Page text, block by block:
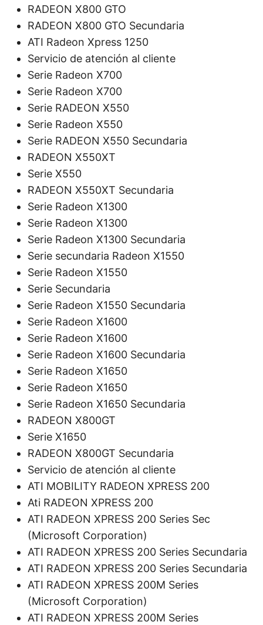
RADEON X800 GTO
RADEON X800 GTO Secundaria
ATI Radeon Xpress 1250
Servicio de atención al cliente
Serie Radeon X700
Serie Radeon X700
Serie RADEON X550
Serie Radeon X550
Serie RADEON X550 Secundaria
RADEON X550XT
Serie X550
RADEON X550XT Secundaria
Serie Radeon X1300
Serie Radeon X1300
Serie Radeon X1300 Secundaria
Serie secundaria Radeon X1550
Serie Radeon X1550
Serie Secundaria
Serie Radeon X1550 Secundaria
Serie Radeon X1600
Serie Radeon X1600
Serie Radeon X1600 Secundaria
Serie Radeon X1650
Serie Radeon X1650
Serie Radeon X1650 Secundaria
RADEON X800GT
Serie X1650
RADEON X800GT Secundaria
Servicio de atención al cliente
ATI MOBILITY RADEON XPRESS 200
Ati RADEON XPRESS 200
ATI RADEON XPRESS 200 Series Sec
(Microsoft Corporation)
ATI RADEON XPRESS 200 Series Secundaria
ATI RADEON XPRESS 200 Series Secundaria
ATI RADEON XPRESS 200M Series
(Microsoft Corporation)
ATI RADEON XPRESS 200M Series